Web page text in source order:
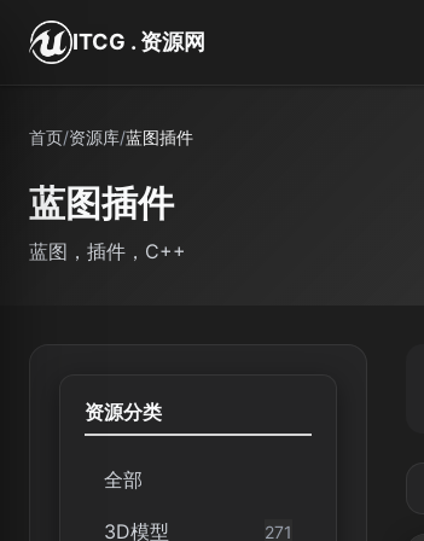
ITCG . 资源网
首页/资源库/蓝图插件
蓝图插件
蓝图，插件，C++
资源分类
全部
3D模型 271